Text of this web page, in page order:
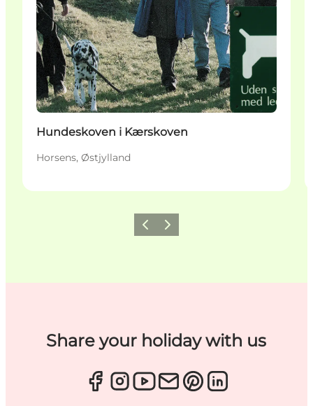
Hundeskoven i Kærskoven
Horsens, Østjylland
ForrigeNæste
Share your holiday with us